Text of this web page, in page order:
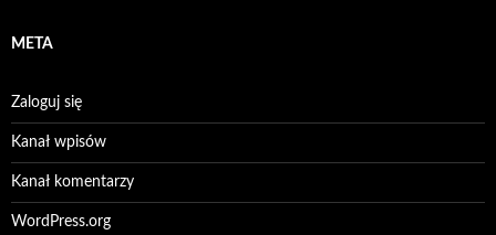
META
Zaloguj się
Kanał wpisów
Kanał komentarzy
WordPress.org